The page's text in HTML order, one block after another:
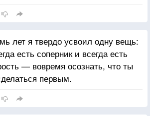
лет я твердо усвоил одну вещь:
есть соперник и всегда есть
— вовремя осознать, что ты
первым.